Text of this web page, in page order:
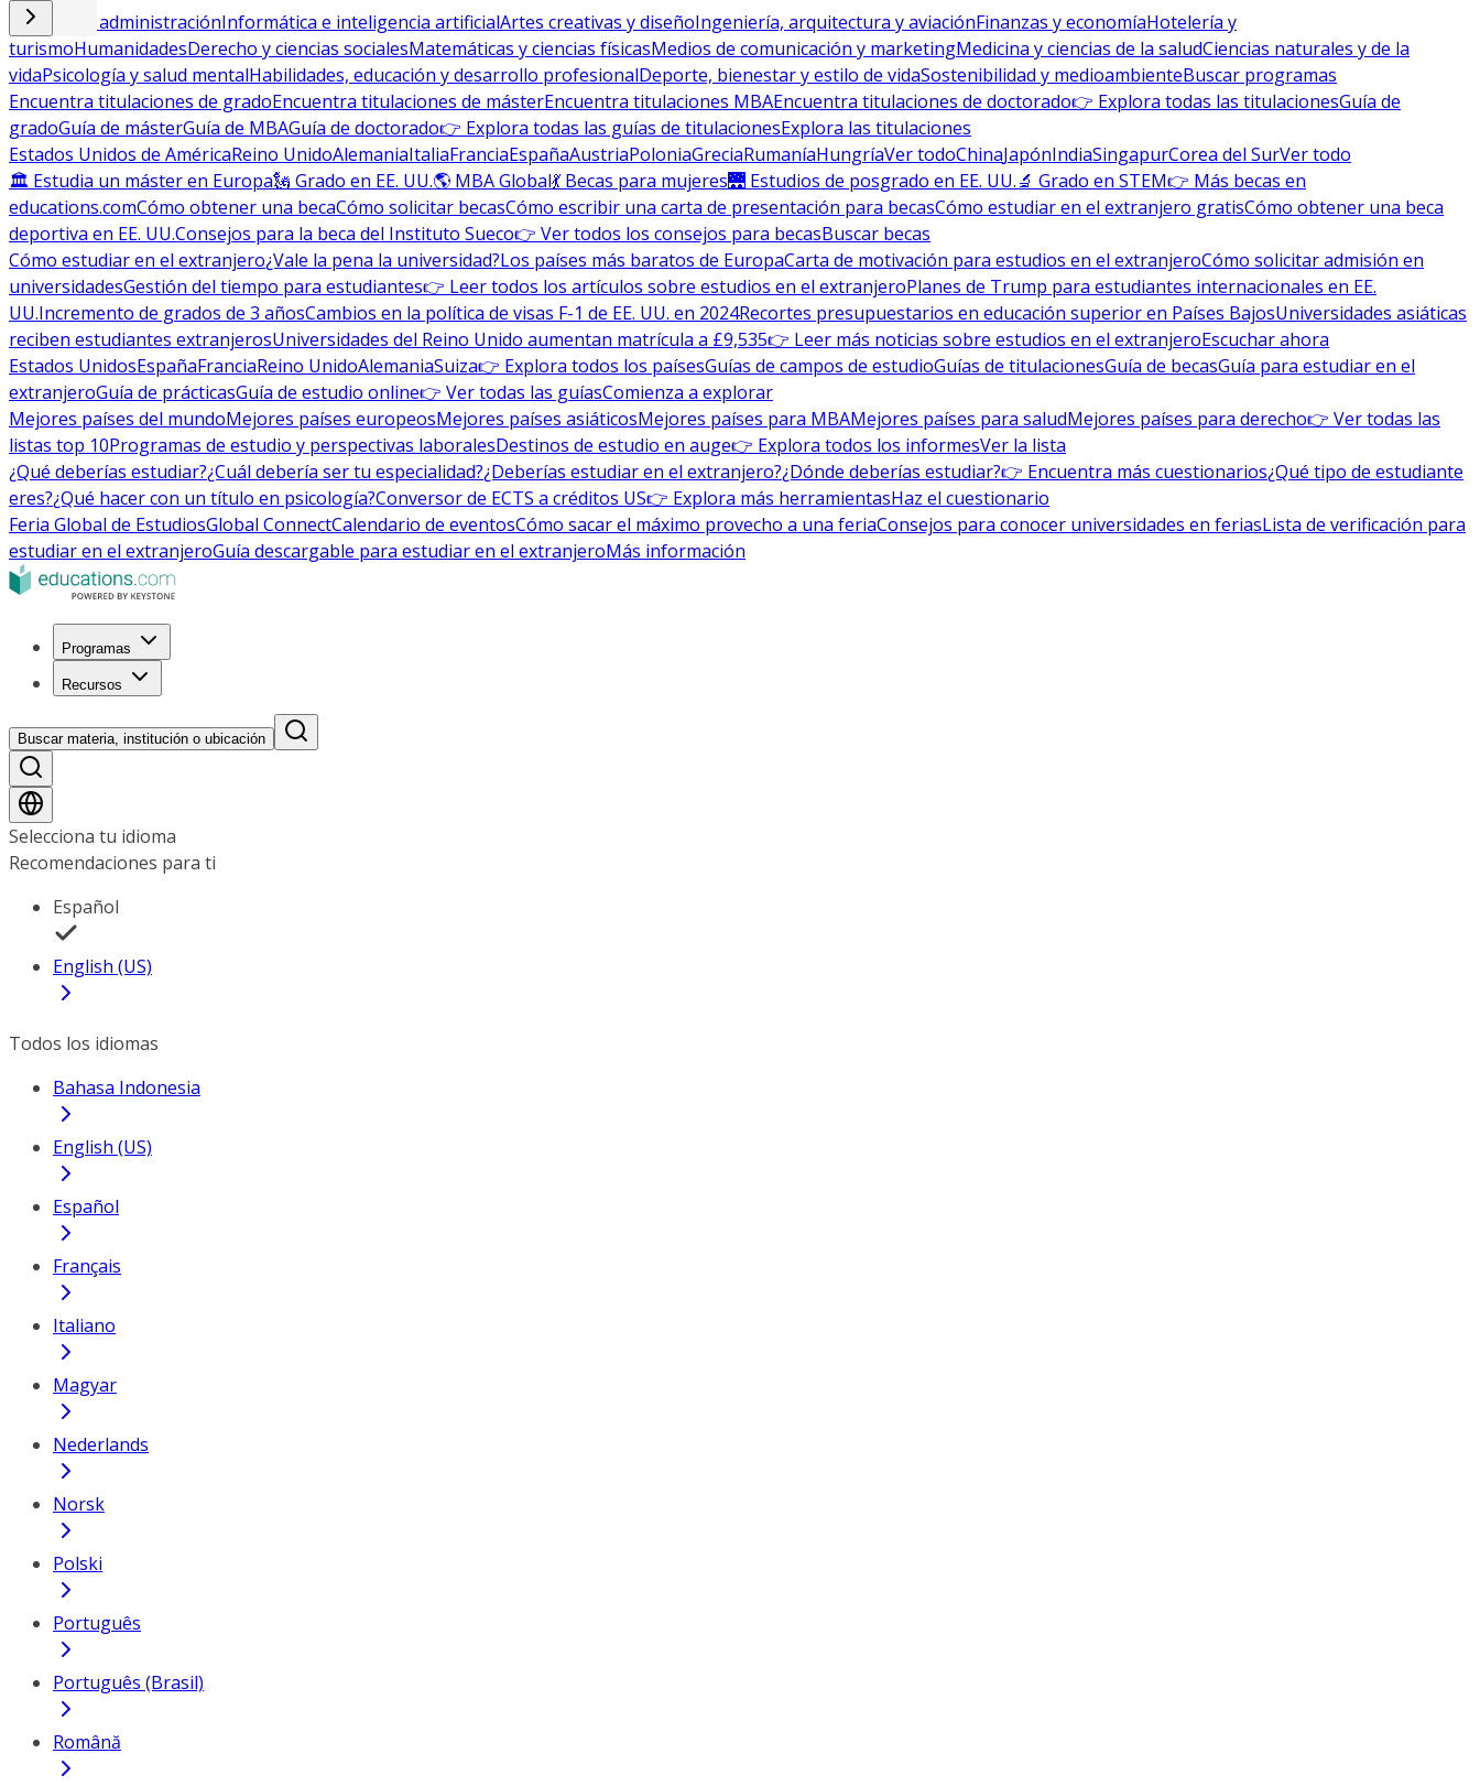
Empresa y administraciónInformática e inteligencia artificialArtes creativas y diseñoIngeniería, arquitectura y aviaciónFinanzas y economíaHotelería y
turismoHumanidadesDerecho y ciencias socialesMatemáticas y ciencias físicasMedios de comunicación y marketingMedicina y ciencias de la saludCiencias naturales y de la
vidaPsicología y salud mentalHabilidades, educación y desarrollo profesionalDeporte, bienestar y estilo de vidaSostenibilidad y medioambienteBuscar programas
Encuentra titulaciones de gradoEncuentra titulaciones de másterEncuentra titulaciones MBAEncuentra titulaciones de doctorado👉 Explora todas las titulacionesGuía de
gradoGuía de másterGuía de MBAGuía de doctorado👉 Explora todas las guías de titulacionesExplora las titulaciones
Estados Unidos de AméricaReino UnidoAlemaniaItaliaFranciaEspañaAustriaPoloniaGreciaRumaníaHungríaVer todoChinaJapónIndiaSingapurCorea del SurVer todo
🏛 Estudia un máster en Europa🗽 Grado en EE. UU.🌎 MBA Global💃 Becas para mujeres🌉 Estudios de posgrado en EE. UU.🔬 Grado en STEM👉 Más becas en
educations.comCómo obtener una becaCómo solicitar becasCómo escribir una carta de presentación para becasCómo estudiar en el extranjero gratisCómo obtener una beca
deportiva en EE. UU.Consejos para la beca del Instituto Sueco👉 Ver todos los consejos para becasBuscar becas
Cómo estudiar en el extranjero¿Vale la pena la universidad?Los países más baratos de EuropaCarta de motivación para estudios en el extranjeroCómo solicitar admisión en
universidadesGestión del tiempo para estudiantes👉 Leer todos los artículos sobre estudios en el extranjeroPlanes de Trump para estudiantes internacionales en EE.
UU.Incremento de grados de 3 añosCambios en la política de visas F-1 de EE. UU. en 2024Recortes presupuestarios en educación superior en Países BajosUniversidades asiáticas
reciben estudiantes extranjerosUniversidades del Reino Unido aumentan matrícula a £9,535👉 Leer más noticias sobre estudios en el extranjeroEscuchar ahora
Estados UnidosEspañaFranciaReino UnidoAlemaniaSuiza👉 Explora todos los paísesGuías de campos de estudioGuías de titulacionesGuía de becasGuía para estudiar en el
extranjeroGuía de prácticasGuía de estudio online👉 Ver todas las guíasComienza a explorar
Mejores países del mundoMejores países europeosMejores países asiáticosMejores países para MBAMejores países para saludMejores países para derecho👉 Ver todas las
listas top 10Programas de estudio y perspectivas laboralesDestinos de estudio en auge👉 Explora todos los informesVer la lista
¿Qué deberías estudiar?¿Cuál debería ser tu especialidad?¿Deberías estudiar en el extranjero?¿Dónde deberías estudiar?👉 Encuentra más cuestionarios¿Qué tipo de estudiante
eres?¿Qué hacer con un título en psicología?Conversor de ECTS a créditos US👉 Explora más herramientasHaz el cuestionario
Feria Global de EstudiosGlobal ConnectCalendario de eventosCómo sacar el máximo provecho a una feriaConsejos para conocer universidades en feriasLista de verificación para
estudiar en el extranjeroGuía descargable para estudiar en el extranjeroMás información
Programas
Recursos
Buscar materia, institución o ubicación
Selecciona tu idioma
Recomendaciones para ti
Español
English (US)
Todos los idiomas
Bahasa Indonesia
English (US)
Español
Français
Italiano
Magyar
Nederlands
Norsk
Polski
Português
Português (Brasil)
Română